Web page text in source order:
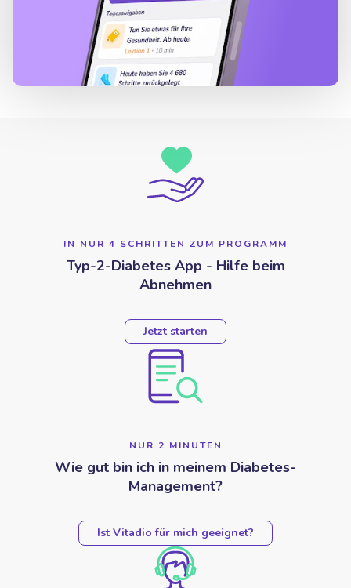
IN NUR 4 SCHRITTEN ZUM PROGRAMM
Typ-2-Diabetes App - Hilfe beim
Abnehmen
Jetzt starten
NUR 2 MINUTEN
Wie gut bin ich in meinem Diabetes-
Management?
Ist Vitadio für mich geeignet?